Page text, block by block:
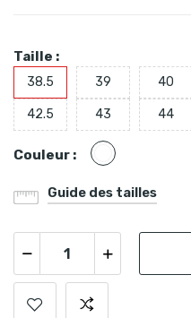
Taille :
38.5 39 40
42.5 43 44
Couleur : Blanc
Guide des tailles